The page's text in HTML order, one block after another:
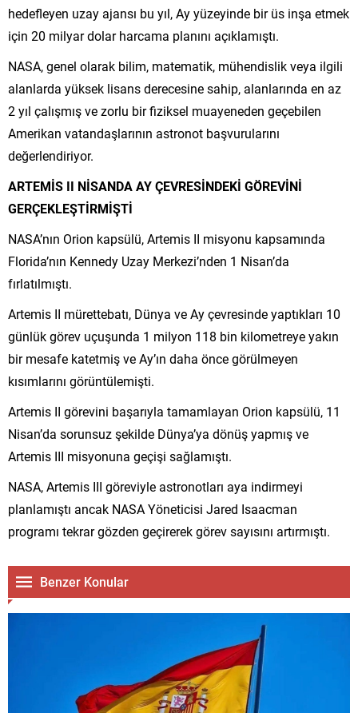
hedefleyen uzay ajansı bu yıl, Ay yüzeyinde bir üs inşa etmek
için 20 milyar dolar harcama planını açıklamıştı.
NASA, genel olarak bilim, matematik, mühendislik veya ilgili
alanlarda yüksek lisans derecesine sahip, alanlarında en az
2 yıl çalışmış ve zorlu bir fiziksel muayeneden geçebilen
Amerikan vatandaşlarının astronot başvurularını
değerlendiriyor.
ARTEMİS II NİSANDA AY ÇEVRESİNDEKİ GÖREVİNİ
GERÇEKLEŞTİRMİŞTİ
NASA’nın Orion kapsülü, Artemis II misyonu kapsamında
Florida’nın Kennedy Uzay Merkezi’nden 1 Nisan’da
fırlatılmıştı.
Artemis II mürettebatı, Dünya ve Ay çevresinde yaptıkları 10
günlük görev uçuşunda 1 milyon 118 bin kilometreye yakın
bir mesafe katetmiş ve Ay’ın daha önce görülmeyen
kısımlarını görüntülemişti.
Artemis II görevini başarıyla tamamlayan Orion kapsülü, 11
Nisan’da sorunsuz şekilde Dünya’ya dönüş yapmış ve
Artemis III misyonuna geçişi sağlamıştı.
NASA, Artemis III göreviyle astronotları aya indirmeyi
planlamıştı ancak NASA Yöneticisi Jared Isaacman
programı tekrar gözden geçirerek görev sayısını artırmıştı.
Benzer Konular